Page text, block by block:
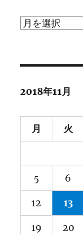
ア
ブ
2018年11月
月 火
5 6
12 13
19 20